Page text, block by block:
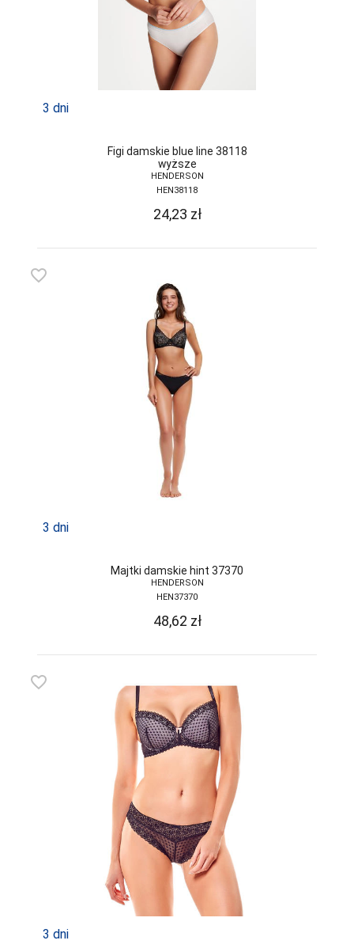
3 dni
Figi damskie blue line 38118
wyższe
HENDERSON
HEN38118
24,23 zł
favorite_border
3 dni
Majtki damskie hint 37370
HENDERSON
HEN37370
48,62 zł
favorite_border
3 dni